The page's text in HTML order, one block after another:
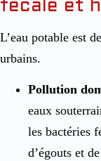
fécale et
L’eau potable est
urbains.
Pollution
eaux
les bactéries
d’égouts et